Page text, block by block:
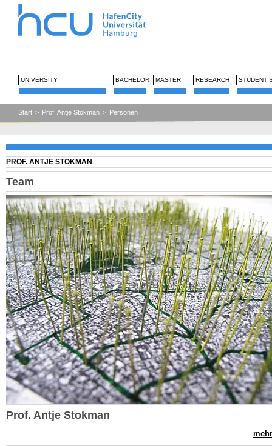
UNIVERSITY BACHELOR MASTER RESEARCH STUDENT
Start > Prof. Antje Stokman > Personen
PROF. ANTJE STOKMAN
Team
Prof. Antje Stokman